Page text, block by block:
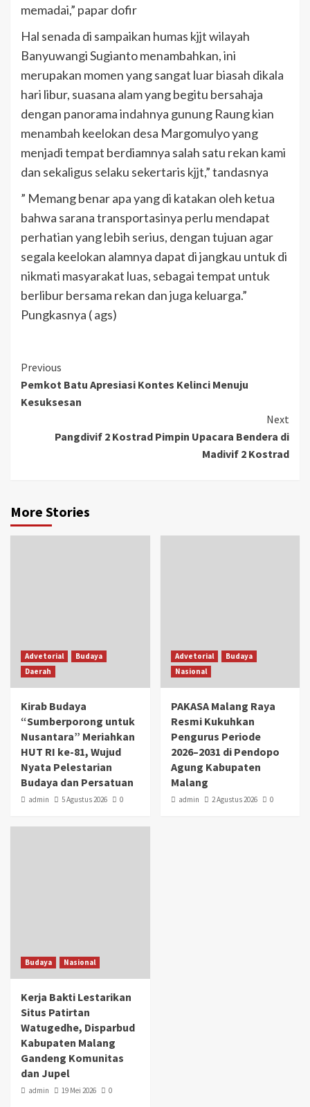
memadai,” papar dofir
Hal senada di sampaikan humas kjjt wilayah
Banyuwangi Sugianto menambahkan, ini
merupakan momen yang sangat luar biasah dikala
hari libur, suasana alam yang begitu bersahaja
dengan panorama indahnya gunung Raung kian
menambah keelokan desa Margomulyo yang
menjadi tempat berdiamnya salah satu rekan kami
dan sekaligus selaku sekertaris kjjt,” tandasnya
” Memang benar apa yang di katakan oleh ketua
bahwa sarana transportasinya perlu mendapat
perhatian yang lebih serius, dengan tujuan agar
segala keelokan alamnya dapat di jangkau untuk di
nikmati masyarakat luas, sebagai tempat untuk
berlibur bersama rekan dan juga keluarga.”
Pungkasnya ( ags)
Previous
Pemkot Batu Apresiasi Kontes Kelinci Menuju
Kesuksesan
Next
Pangdivif 2 Kostrad Pimpin Upacara Bendera di
Madivif 2 Kostrad
More Stories
Advetorial
Budaya
Daerah
Kirab Budaya
“Sumberporong untuk
Nusantara” Meriahkan
HUT RI ke-81, Wujud
Nyata Pelestarian
Budaya dan Persatuan
admin 5 Agustus 2026 0
Advetorial
Budaya
Nasional
PAKASA Malang Raya
Resmi Kukuhkan
Pengurus Periode
2026–2031 di Pendopo
Agung Kabupaten
Malang
admin 2 Agustus 2026 0
Budaya Nasional
Kerja Bakti Lestarikan
Situs Patirtan
Watugedhe, Disparbud
Kabupaten Malang
Gandeng Komunitas
dan Jupel
admin 19 Mei 2026 0